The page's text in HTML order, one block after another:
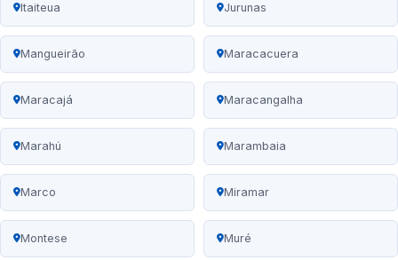
Itaiteua Jurunas
Mangueirão Maracacuera
Maracajá Maracangalha
Marahú Marambaia
Marco Miramar
Montese Muré